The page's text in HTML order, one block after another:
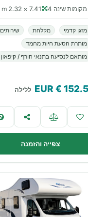
מקומות שינה 4 7.41 × 2.32 m
מזגן קדמי מקלחת
שירותים
מותרת הסעת חיות מחמד
מותאם לנסיעה בתנאי חורף / קיפאון
152.5
€ EUR ללילה
צפייה והזמנה